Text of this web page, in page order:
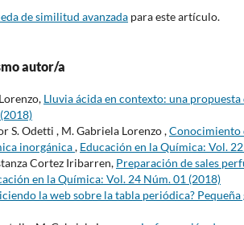
de similitud avanzada para este artículo.
autor/a
Lluvia ácida en contexto: una
S. Odetti , M. Gabriela Lorenzo ,Conocimiento
inorgánica, Educación en la Química: Vol.
Cortez Iribarren, Preparación de sales
en la Química: Vol. 24 Núm. 01 (2018)
la web sobre la tabla periódica?